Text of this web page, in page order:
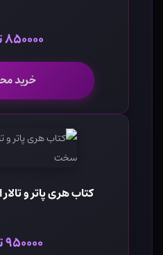
۸۵۰۰۰۰ تومان
خرید
کتاب هری پاتر و
۹۵۰۰۰۰ تومان